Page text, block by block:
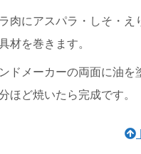
肉にアスパラ・しそ・え
材を巻きます。
ドメーカーの両面に油を
ほど焼いたら完成です。